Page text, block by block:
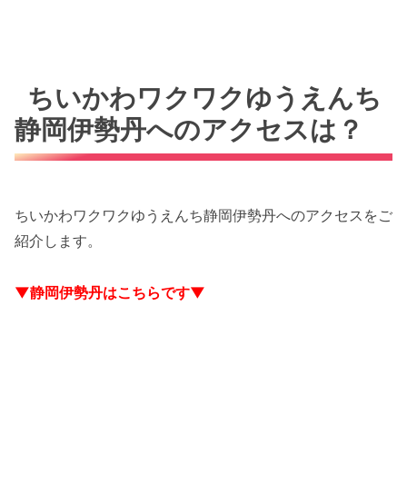
ちいかわワクワクゆうえんち
静岡伊勢丹へのアクセスは？
ちいかわワクワクゆうえんち静岡伊勢丹へのアクセスをご
紹介します。
▼静岡伊勢丹はこちらです▼